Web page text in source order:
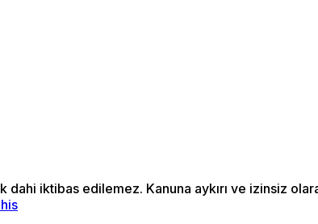
iktibas edilemez. Kanuna aykırı ve izinsiz